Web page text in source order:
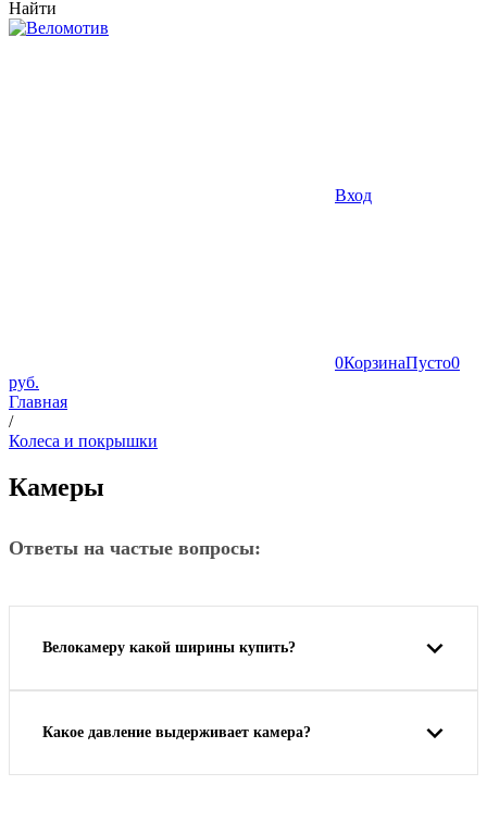
Найти
Вход
0КорзинаПусто0
руб.
Главная
/
Колеса и покрышки
Камеры
Ответы на частые вопросы:
Велокамеру какой ширины купить?
Какое давление выдерживает камера?